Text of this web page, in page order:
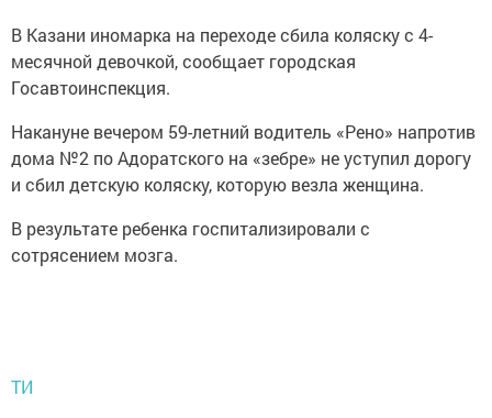
В Казани иномарка на переходе сбила коляску с 4-
месячной девочкой, сообщает городская
Госавтоинспекция.
Накануне вечером 59-летний водитель «Рено» напротив
дома №2 по Адоратского на «зебре» не уступил дорогу
и сбил детскую коляску, которую везла женщина.
В результате ребенка госпитализировали с
сотрясением мозга.
ТИ